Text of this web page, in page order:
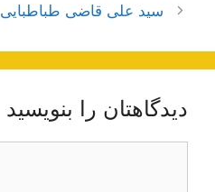
سید علی قاضی طباطبایی
دیدگاهتان را بنویسید